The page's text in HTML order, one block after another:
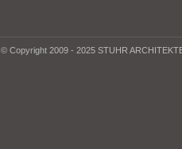
© Copyright 2009 - 2025 STUHR